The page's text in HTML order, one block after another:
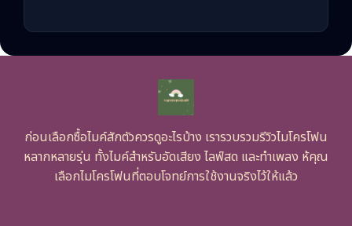
ก่อนเลือกซื้อไมค์สักตัวควรดูอะไรบ้าง เรารวบรวมรีวิวไมโครโฟน
หลากหลายรุ่น ทั้งไมค์สำหรับอัดเสียง ไลฟ์สด และทำเพลง ห้คุณ
เลือกไมโครโฟนที่ตอบโจทย์การใช้งานจริงไว้ให้แล้ว